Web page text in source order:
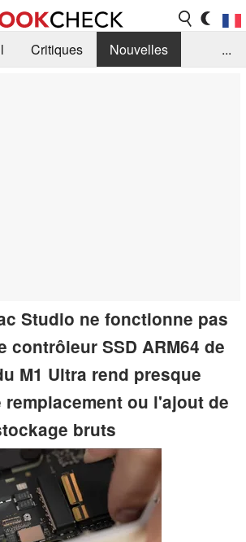
Critiques
Nouvelles
...
Studio ne fonctionne pas
contrôleur SSD ARM64 de
M1 Ultra rend presque
ou l'ajout de
bruts